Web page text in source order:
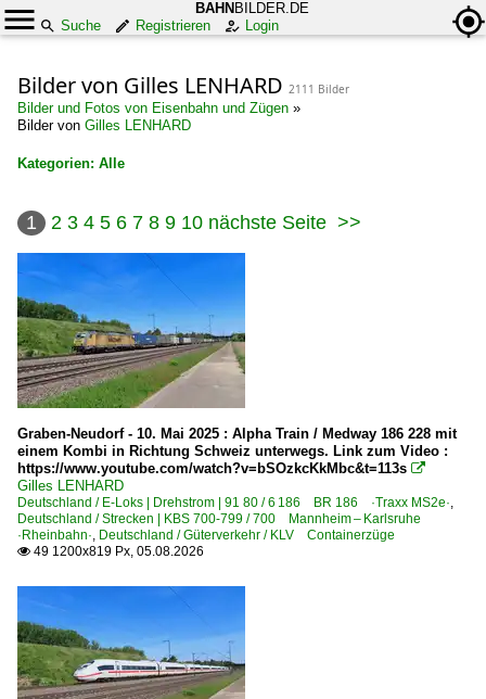
BAHN BILDER.DE
Suche
Registrieren Login
Bilder von Gilles LENHARD 2111 Bilder
Bilder und Fotos von Eisenbahn und Zügen »
Bilder von Gilles LENHARD
Kategorien: Alle
Alle Kategorien
E-Loks | Mehrsystem
BR 13 HLE
Stadtverkehr
Straßenbahn Antwerpen
Straßenbahn Gent - De Lijn Vest-Vlaanderen (Kusttram)
Unternehmen
Crossrail Benelux N.V., Antwerpen ·XRAIL· bis 09.2025
Lineas Group SA/NV ·LNS· ab 04.2017 (ex Cobra)
Deutschland
Akkutriebzüge | 94 80
1 2 3 4 5 6 7 8 9 10 nächste Seite >>
Graben-Neudorf - 10. Mai 2025 : Alpha Train / Medway 186 228 mit
einem Kombi in Richtung Schweiz unterwegs. Link zum Video :
https://www.youtube.com/watch?v=bSOzkcKkMbc&t=113s 
Gilles LENHARD
Deutschland / E-Loks | Drehstrom | 91 80 / 6 186 BR 186 ·Traxx MS2e·,
Deutschland / Strecken | KBS 700-799 / 700 Mannheim – Karlsruhe
·Rheinbahn·, Deutschland / Güterverkehr / KLV Containerzüge
 49 1200x819 Px, 05.08.2026